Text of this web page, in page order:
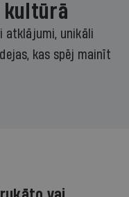
kultūrā
atklājumi, unikāli
kas spēj mainīt